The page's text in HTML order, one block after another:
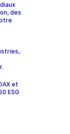
des
et
ESG